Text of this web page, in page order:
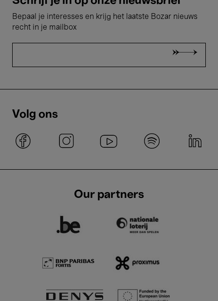
Bepaal je interesses en krijg het laatste Bozar nieuws
recht in je mailbox
Volg ons
Our partners